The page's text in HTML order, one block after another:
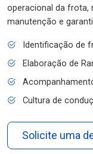
operacional da frota,
manutenção e
Identificação de
Elaboração de
Cultura de
Solicite uma